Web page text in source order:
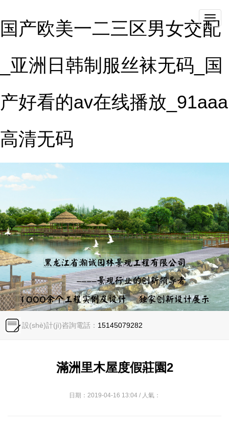
国产欧美一二三区男女交配
_亚洲日韩制服丝袜无码_国
产好看的av在线播放_91aaa
高清无码
qieh
設(shè)計(jì)咨詢電話： 15145079282
滿洲里木屋度假莊園2
日期：2019-04-16 13:04 / 人氣：